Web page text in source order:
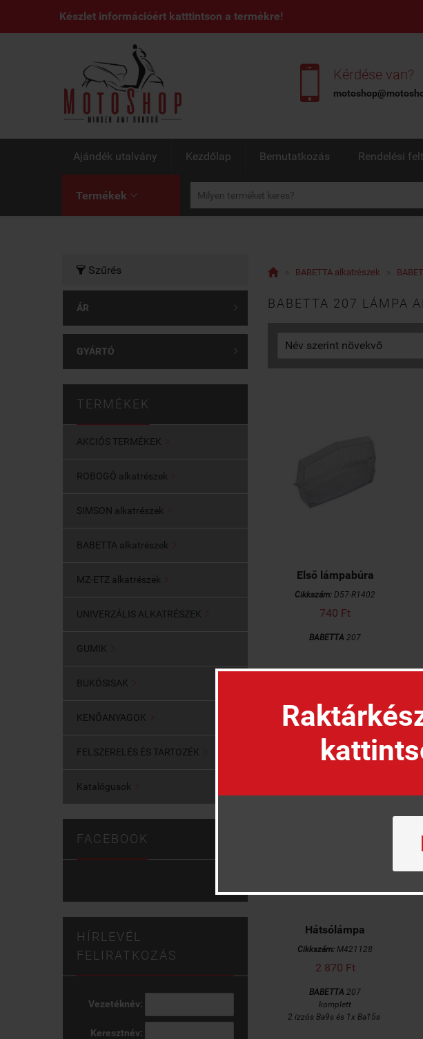
Készlet információért katttintson a termékre!
 Kérdése van?
Ajándék utalvány Kezdőlap Bemutatkozás Rendelési
Termékek 
 Szűrés
ÁR 
GYÁRTÓ 
TERMÉKEK
AKCIÓS TERMÉKEK
ROBOGÓ alkatrészek
SIMSON alkatrészek
BABETTA alkatrészek
MZ-ETZ alkatrészek
UNIVERZÁLIS ALKATRÉSZEK
GUMIK
BUKÓSISAK
KENŐANYAGOK
FELSZERELÉS ÉS TARTOZÉK
Katalógusok
FACEBOOK
HÍRLEVÉL
FELIRATKOZÁS
Vezetéknév:
Keresztnév:
 BABETTA alkatrészek
BABETTA 207 LÁMPA
Első lámpabúra
Cikkszám: D57-R1402
740 Ft
BABETTA207
Hátsólámpa
Cikkszám: M421128
2 870 Ft
BABETTA207
komplett
2 izzósBa9s és 1x Ba15s